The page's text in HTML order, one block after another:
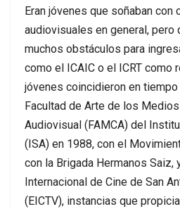
Eran jóvenes que soñaban con
audiovisuales en general, pero
muchos obstáculos para
como el ICAIC o el ICRT como
jóvenes coincidieron en
Facultad de Arte de los
Audiovisual (FAMCA) del
(ISA) en 1988, con el
con la Brigada Hermanos Saiz,
Internacional de Cine de San
(EICTV), instancias que